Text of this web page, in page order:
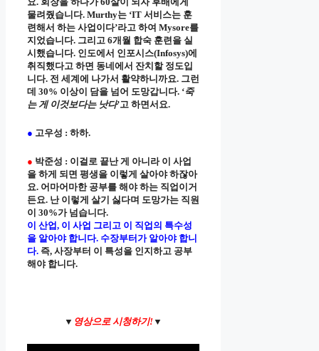
물려줬습니다. Murthy는 ‘IT 서비스는 훈
련해서 하는 사업이다’라고 하여 Mysore를
지었습니다. 그리고 6개월 합숙 훈련을 실
시했습니다. 인도에서 인포시스(Infosys)에
취직했다고 하면 동네에서 잔치할 정도입
니다. 전 세계에 나가서 활약하니까요. 그런
데 30% 이상이 담을 넘어 도망갑니다. ‘죽
는 게 이것보다는 낫다’고 하면서요.
● 고우성 : 하하.
● 박준성 : 이걸로 끝난 게 아니라 이 사업
을 하게 되면 평생을 이렇게 살아야 하잖아
요. 어마어마한 공부를 해야 하는 직업이거
든요. 난 이렇게 살기 싫다며 도망가는 직원
이 30%가 넘습니다.
이 산업, 이 사업 그리고 이 직업의 특수성
을 알아야 합니다. 수장부터가 알아야 합니
다. 즉, 사장부터 이 특성을 인지하고 공부
해야 합니다.
▼ 영상으로 시청하기!▼